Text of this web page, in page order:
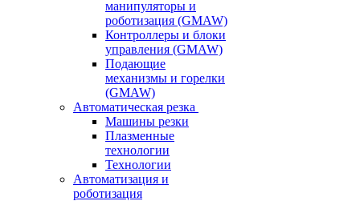
манипуляторы и
роботизация (GMAW)
Контроллеры и блоки
управления (GMAW)
Подающие
механизмы и горелки
(GMAW)
Автоматическая резка
Машины резки
Плазменные
технологии
Технологии
Автоматизация и
роботизация